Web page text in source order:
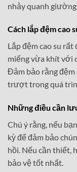
nhảy quanh giường.
Cách lắp đệm cao
Lắp đệm cao su rất
miếng vừa khít với
Đảm bảo rằng
trượt trong quá
Những điều cần
Chú ý rằng, nếu
kỳ để đảm bảo
hồi. Nếu cần thiết,
bảo vệ tốt nhất.